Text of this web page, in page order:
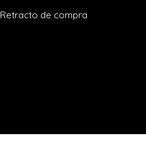
Retracto de compra